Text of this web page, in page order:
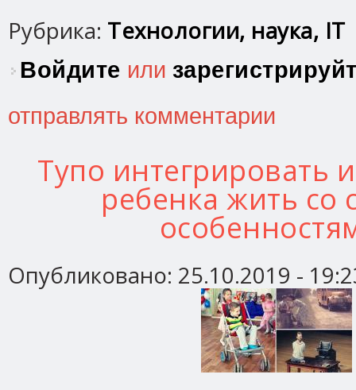
Рубрика: Технологии, наука, IT
Войдите или
отправлять комментарии
Тупо интегрировать
ребенка жить со
Опубликовано: 25.10.2019 -